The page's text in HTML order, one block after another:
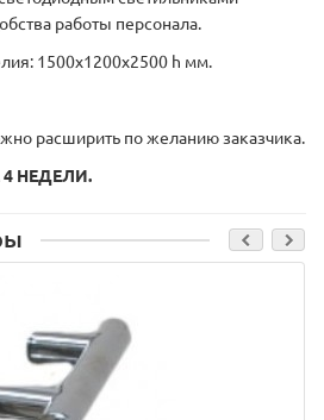
работы персонала.
1500х1200х2500 h мм.
расширить по желанию заказчика.
НЕДЕЛИ.